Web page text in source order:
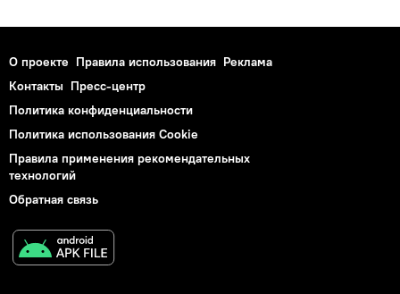
О проекте Правила использования Реклама
Контакты Пресс-центр
Политика конфиденциальности
Политика использования Cookie
Правила применения рекомендательных
технологий
Обратная связь